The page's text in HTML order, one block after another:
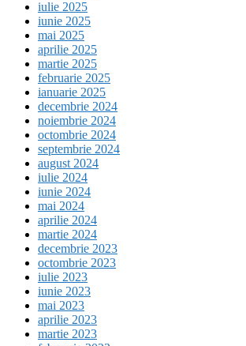
iulie 2025
iunie 2025
mai 2025
aprilie 2025
martie 2025
februarie 2025
ianuarie 2025
decembrie 2024
noiembrie 2024
octombrie 2024
septembrie 2024
august 2024
iulie 2024
iunie 2024
mai 2024
aprilie 2024
martie 2024
decembrie 2023
octombrie 2023
iulie 2023
iunie 2023
mai 2023
aprilie 2023
martie 2023